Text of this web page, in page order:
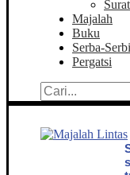
Majalah
Buku
Serba-Serbi
Pergatsi